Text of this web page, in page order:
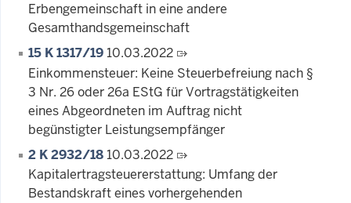
Erbengemeinschaft in eine andere
Gesamthandsgemeinschaft
15 K 1317/1910.03.2022
Einkommensteuer: Keine Steuerbefreiung nach §
3 Nr. 26 oder 26a EStG für Vortragstätigkeiten
eines Abgeordneten im Auftrag nicht
begünstigter Leistungsempfänger
2 K 2932/1810.03.2022
Kapitalertragsteuererstattung: Umfang der
Bestandskraft eines vorhergehenden